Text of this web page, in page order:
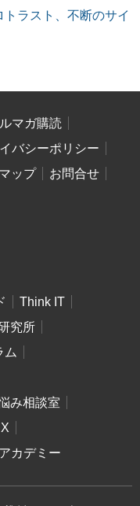
トラスト、不断のサイ
マガ購読
バシーポリシー
ップ
お問合せ
Think IT
究所
ム
み相談室
カデミー